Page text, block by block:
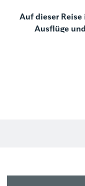
Auf dieser Reise
Ausflüge